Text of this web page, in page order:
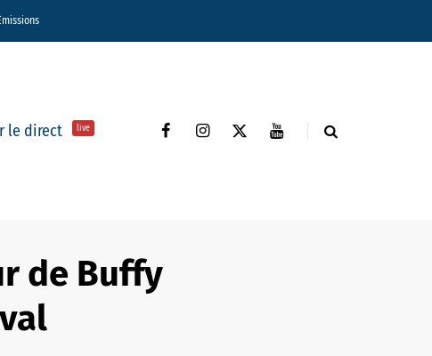
le direct live
de Buffy